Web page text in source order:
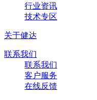
行业资讯
技术专区
关于健达
联系我们
联系我们
客户服务
在线反馈